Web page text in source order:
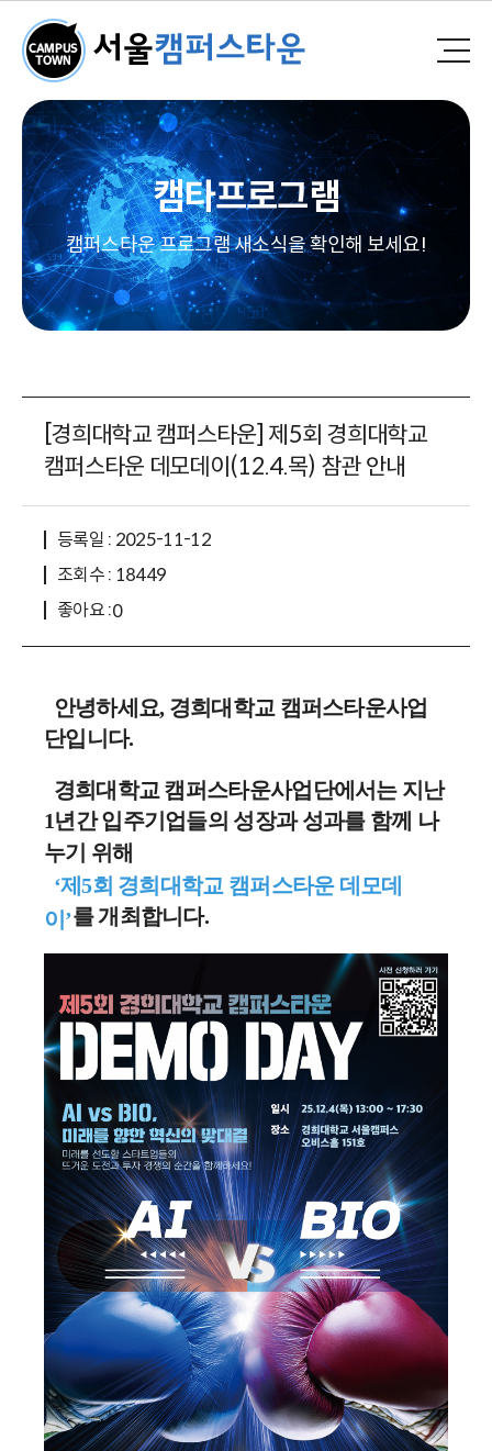
캠타프로그램
캠퍼스타운 프로그램 새소식을 확인해 보세요!
[경희대학교 캠퍼스타운] 제5회 경희대학교
캠퍼스타운 데모데이(12.4.목) 참관 안내
등록일 : 2025-11-12
조회수 : 18449
좋아요 :0
안녕하세요, 경희대학교 캠퍼스타운사업
단입니다.
경희대학교 캠퍼스타운사업단에서는 지난
1년간 입주기업들의 성장과 성과를 함께 나
누기 위해
‘제5회 경희대학교 캠퍼스타운 데모데
이’를 개최합니다.